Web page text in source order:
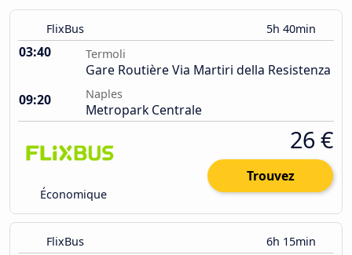
FlixBus 5h 40min
03:40 Termoli
Gare Routière Via Martiri della Resistenza
09:20
Naples
Metropark Centrale
Économique
26 €
Trouvez
FlixBus 6h 15min